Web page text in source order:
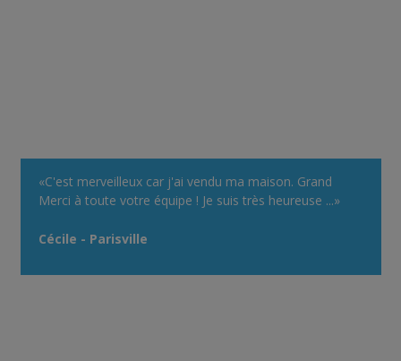
«C'est merveilleux car j'ai vendu ma maison. Grand
Merci à toute votre équipe ! Je suis très heureuse ...»
Cécile - Parisville